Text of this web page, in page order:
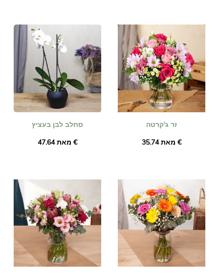
סחלב לבן בעציץ
מאת ‏47.64 €
זר ג'קרטה
מאת ‏35.74 €